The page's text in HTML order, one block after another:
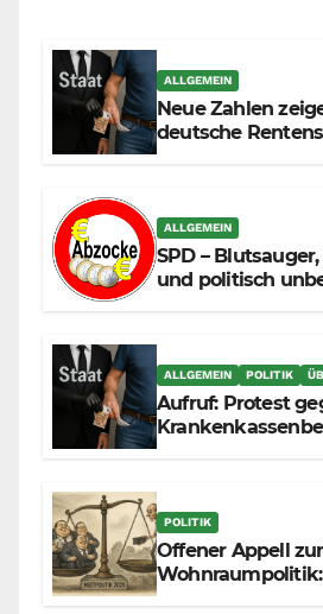
ALLGEMEIN
Neue Zahlen
deutsche
ALLGEMEIN
SPD –
und politisch
ALLGEMEIN POLITIK
Aufruf: Protest
POLITIK
Offener Appell zur